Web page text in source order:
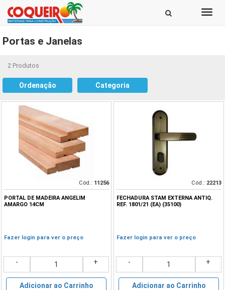
Portas e Janelas
2 Produtos
Ordenação Categoria
Cód.: 11256
PORTAL DE MADEIRA ANGELIM
AMARGO 14CM
Fazer login para ver o preço
- +
Adicionar ao Carrinho
Cód.: 22213
FECHADURA STAM EXTERNA ANTIQ.
REF. 1801/21 (EA) (35100)
Fazer login para ver o preço
- +
Adicionar ao Carrinho